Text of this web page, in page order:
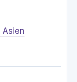
Asien